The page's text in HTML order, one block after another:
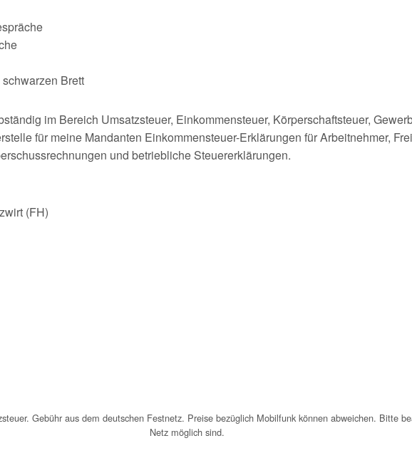
Brett
im Bereich Umsatzsteuer, Einkommensteuer, Körperschaftsteuer,
für meine Mandanten Einkommensteuer-Erklärungen für Arbeitnehmer,
und betriebliche Steuererklärungen.
(FH)
Gebühr aus dem deutschen Festnetz. Preise bezüglich Mobilfunk können abweichen. Bitte
Netz möglich sind.